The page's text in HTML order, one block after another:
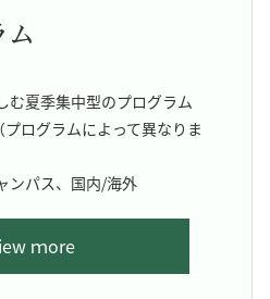
む夏季集中型のプログラム
ログラムによって異なりま
ンパス、国内/海外
ｍore